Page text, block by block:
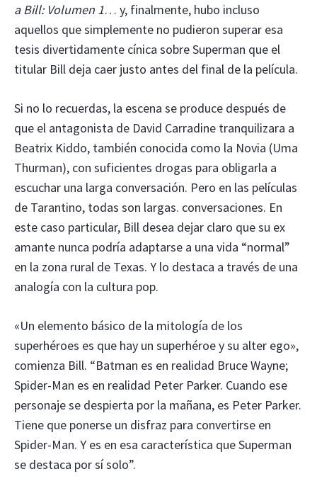
a Bill: Volumen 1… y, finalmente, hubo incluso
aquellos que simplemente no pudieron superar esa
tesis divertidamente cínica sobre Superman que el
titular Bill deja caer justo antes del final de la película.
Si no lo recuerdas, la escena se produce después de
que el antagonista de David Carradine tranquilizara a
Beatrix Kiddo, también conocida como la Novia (Uma
Thurman), con suficientes drogas para obligarla a
escuchar una larga conversación. Pero en las películas
de Tarantino, todas son largas. conversaciones. En
este caso particular, Bill desea dejar claro que su ex
amante nunca podría adaptarse a una vida “normal”
en la zona rural de Texas. Y lo destaca a través de una
analogía con la cultura pop.
«Un elemento básico de la mitología de los
superhéroes es que hay un superhéroe y su alter ego»,
comienza Bill. “Batman es en realidad Bruce Wayne;
Spider-Man es en realidad Peter Parker. Cuando ese
personaje se despierta por la mañana, es Peter Parker.
Tiene que ponerse un disfraz para convertirse en
Spider-Man. Y es en esa característica que Superman
se destaca por sí solo”.